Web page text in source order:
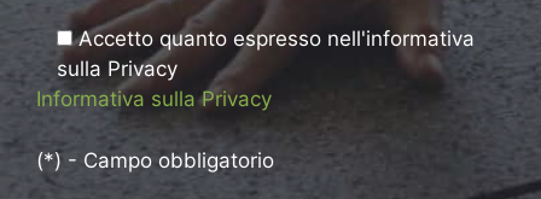
Accetto quanto espresso nell'informativa
sulla Privacy
Informativa sulla Privacy
(*) - Campo obbligatorio